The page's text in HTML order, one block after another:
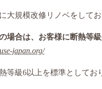
大規模改修リノベをして
場合は、お客様に断熱等
japan.org/
等級6以上を標準としてお